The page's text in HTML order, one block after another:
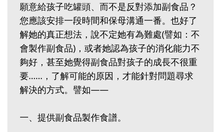
願意給孩子吃罐頭、而不是反對添加副食品？
您應該安排一段時間和保母溝通一番。也好了
解她的真正想法，說不定她有為難處(譬如：不
會製作副食品)，或者她認為孩子的消化能力不
夠好，甚至她覺得副食品對孩子的成長不很重
要……，了解可能的原因，才能針對問題尋求
解決的方式。譬如——
一、提供副食品製作食譜。